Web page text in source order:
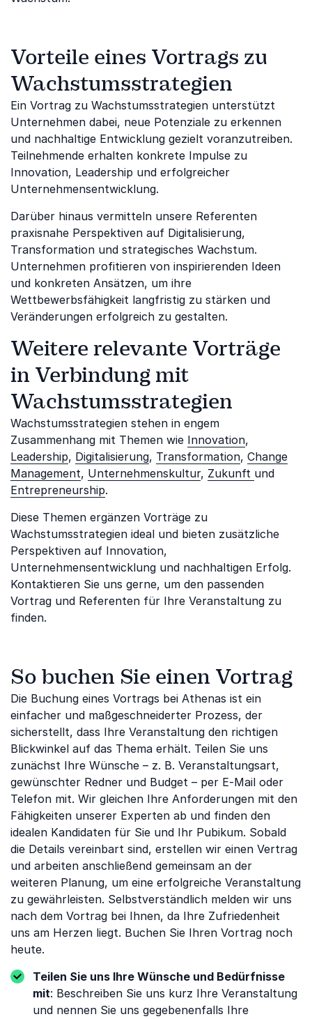
Vorteile eines Vortrags zu
Wachstumsstrategien
Ein Vortrag zu Wachstumsstrategien unterstützt
Unternehmen dabei, neue Potenziale zu erkennen
und nachhaltige Entwicklung gezielt voranzutreiben.
Teilnehmende erhalten konkrete Impulse zu
Innovation, Leadership und erfolgreicher
Unternehmensentwicklung.
Darüber hinaus vermitteln unsere Referenten
praxisnahe Perspektiven auf Digitalisierung,
Transformation und strategisches Wachstum.
Unternehmen profitieren von inspirierenden Ideen
und konkreten Ansätzen, um ihre
Wettbewerbsfähigkeit langfristig zu stärken und
Veränderungen erfolgreich zu gestalten.
Weitere relevante Vorträge
in Verbindung mit
Wachstumsstrategien
Wachstumsstrategien stehen in engem
Zusammenhang mit Themen wie Innovation,
Leadership, Digitalisierung, Transformation, Change
Management, Unternehmenskultur, Zukunft und
Entrepreneurship.
Diese Themen ergänzen Vorträge zu
Wachstumsstrategien ideal und bieten zusätzliche
Perspektiven auf Innovation,
Unternehmensentwicklung und nachhaltigen Erfolg.
Kontaktieren Sie uns gerne, um den passenden
Vortrag und Referenten für Ihre Veranstaltung zu
finden.
So buchen Sie einen Vortrag
Die Buchung eines Vortrags bei Athenas ist ein
einfacher und maßgeschneiderter Prozess, der
sicherstellt, dass Ihre Veranstaltung den richtigen
Blickwinkel auf das Thema erhält. Teilen Sie uns
zunächst Ihre Wünsche – z. B. Veranstaltungsart,
gewünschter Redner und Budget – per E-Mail oder
Telefon mit. Wir gleichen Ihre Anforderungen mit den
Fähigkeiten unserer Experten ab und finden den
idealen Kandidaten für Sie und Ihr Pubikum. Sobald
die Details vereinbart sind, erstellen wir einen Vertrag
und arbeiten anschließend gemeinsam an der
weiteren Planung, um eine erfolgreiche Veranstaltung
zu gewährleisten. Selbstverständlich melden wir uns
nach dem Vortrag bei Ihnen, da Ihre Zufriedenheit
uns am Herzen liegt. Buchen Sie Ihren Vortrag noch
heute.
Teilen Sie uns Ihre Wünsche und Bedürfnisse
mit: Beschreiben Sie uns kurz Ihre Veranstaltung
und nennen Sie uns gegebenenfalls Ihre